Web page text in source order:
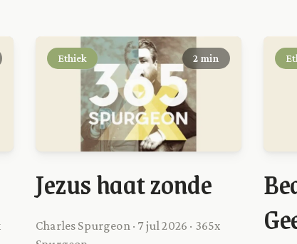
Ethiek 2 min
Jezus haat zonde
Charles Spurgeon · 7 jul 2026 · 365x